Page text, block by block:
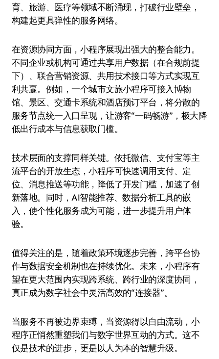
育、旅游、医疗等领域不断涌现，打破行业壁垒，
构建起更具弹性的服务网络。
在资源协同方面，小程序展现出强大的整合能力。
不同企业或机构可通过共享用户数据（在合规前提
下）、联合营销资源、共用技术接口等方式实现互
利共赢。例如，一个城市文旅小程序可接入博物
馆、景区、交通卡系统和酒店预订平台，将分散的
服务节点统一入口呈现，让游客“一码畅游”，极大降
低出行成本与信息获取门槛。
技术层面的支撑同样关键。依托微信、支付宝等主
流平台的开放生态，小程序可快速调用支付、定
位、消息推送等功能，降低了开发门槛，加速了创
新落地。同时，AI智能推荐、数据分析工具的嵌
入，使个性化服务成为可能，进一步提升用户体
验。
值得关注的是，随着政策环境逐步完善，跨平台协
作与数据安全机制也在持续优化。未来，小程序有
望在更大范围内实现跨系统、跨行业的深度协同，
真正成为数字社会中灵活高效的“连接器”。
当服务不再被边界束缚，当资源得以自由流动，小
程序正悄然重塑我们与数字世界互动的方式。这不
仅是技术的进步，更是以人为本的智慧升级。